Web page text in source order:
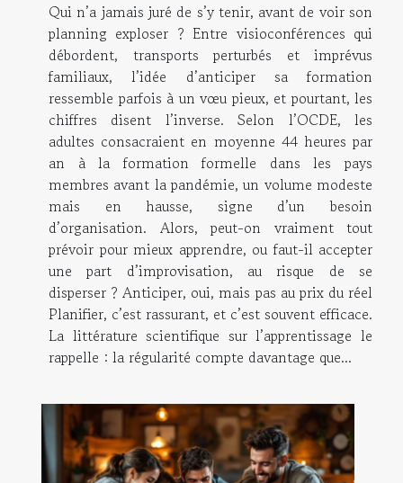
Qui n’a jamais juré de s’y tenir, avant de voir son
planning exploser ? Entre visioconférences qui
débordent, transports perturbés et imprévus
familiaux, l’idée d’anticiper sa formation
ressemble parfois à un vœu pieux, et pourtant, les
chiffres disent l’inverse. Selon l’OCDE, les
adultes consacraient en moyenne 44 heures par
an à la formation formelle dans les pays
membres avant la pandémie, un volume modeste
mais en hausse, signe d’un besoin
d’organisation. Alors, peut-on vraiment tout
prévoir pour mieux apprendre, ou faut-il accepter
une part d’improvisation, au risque de se
disperser ? Anticiper, oui, mais pas au prix du réel
Planifier, c’est rassurant, et c’est souvent efficace.
La littérature scientifique sur l’apprentissage le
rappelle : la régularité compte davantage que...